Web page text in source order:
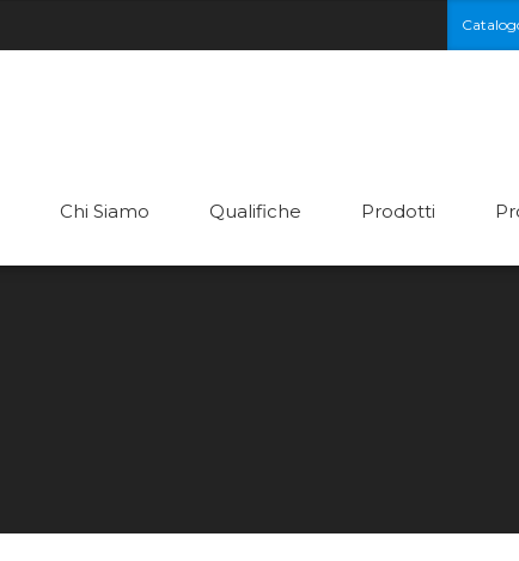
Chi Siamo Qualifiche Prodotti